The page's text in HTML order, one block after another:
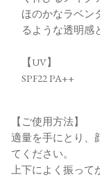
ほのかなラベン
るような透明感
【UV】
SPF22 PA++
【ご使用方法】
適量を手にとり、
てください。
上下によく振って